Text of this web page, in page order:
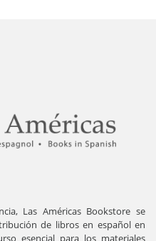
Las Américas Bookstore se
de libros en español en
esencial para los materiales